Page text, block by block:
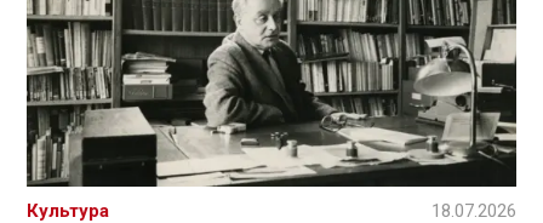
Культура 18.07.2026